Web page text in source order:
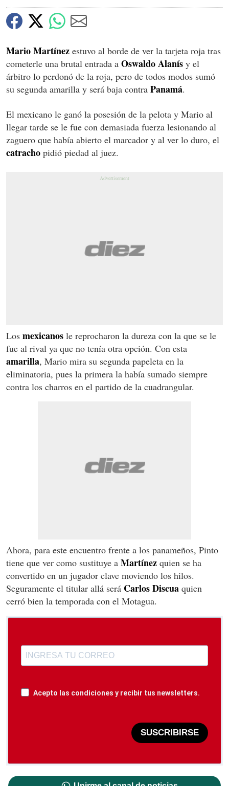
Mario Martínez estuvo al borde de ver la tarjeta roja tras
cometerle una brutal entrada a Oswaldo Alanís y el
árbitro lo perdonó de la roja, pero de todos modos sumó
su segunda amarilla y será baja contra Panamá.
El mexicano le ganó la posesión de la pelota y Mario al
llegar tarde se le fue con demasiada fuerza lesionando al
zaguero que había abierto el marcador y al ver lo duro, el
catracho pidió piedad al juez.
Los mexicanos le reprocharon la dureza con la que se le
fue al rival ya que no tenía otra opción. Con esta
amarilla, Mario mira su segunda papeleta en la
eliminatoria, pues la primera la había sumado siempre
contra los charros en el partido de la cuadrangular.
Ahora, para este encuentro frente a los panameños, Pinto
tiene que ver como sustituye a Martínez quien se ha
convertido en un jugador clave moviendo los hilos.
Seguramente el titular allá será Carlos Discua quien
cerró bien la temporada con el Motagua.
Acepto las condiciones y recibir tus newsletters.
SUSCRIBIRSE